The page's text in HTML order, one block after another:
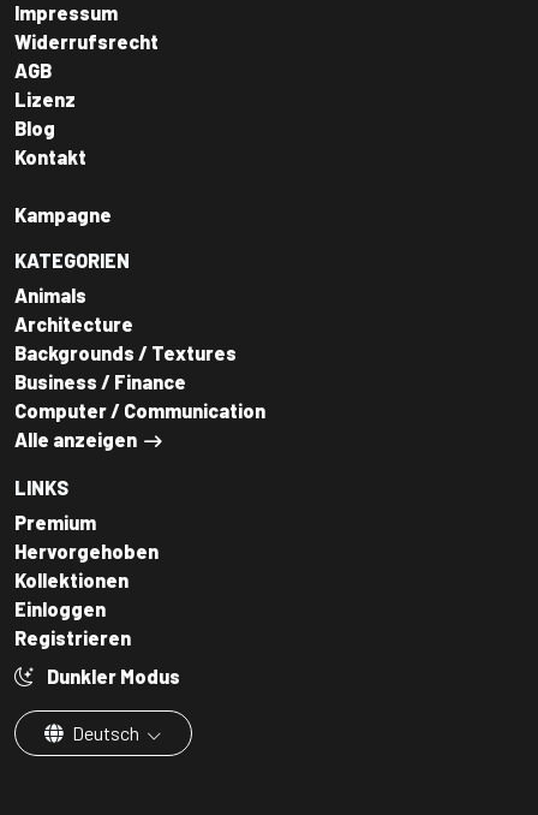
Impressum
Widerrufsrecht
AGB
Lizenz
Blog
Kontakt
Kampagne
KATEGORIEN
Animals
Architecture
Backgrounds / Textures
Business / Finance
Computer / Communication
Alle anzeigen
LINKS
Premium
Hervorgehoben
Kollektionen
Einloggen
Registrieren
Dunkler Modus
Deutsch